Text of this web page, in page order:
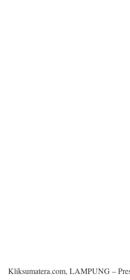
Kliksumatera.com, LAMPUNG –